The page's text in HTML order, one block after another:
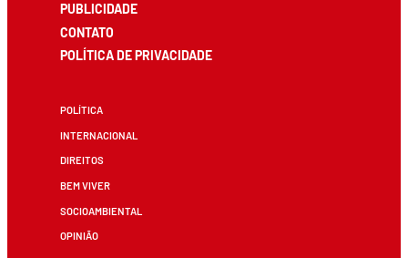
PUBLICIDADE
CONTATO
POLÍTICA DE PRIVACIDADE
POLÍTICA
INTERNACIONAL
DIREITOS
BEM VIVER
SOCIOAMBIENTAL
OPINIÃO